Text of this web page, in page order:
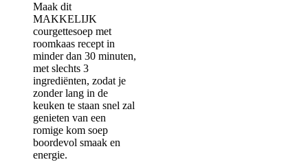
Maak dit
MAKKELIJK
courgettesoep met
roomkaas recept in
minder dan 30 minuten,
met slechts 3
ingrediënten, zodat je
zonder lang in de
keuken te staan snel zal
genieten van een
romige kom soep
boordevol smaak en
energie.